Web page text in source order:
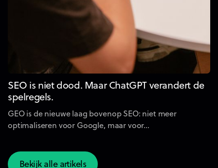
SEO is niet dood. Maar ChatGPT verandert de
spelregels.
GEO is de nieuwe laag bovenop SEO: niet meer
optimaliseren voor Google, maar voor...
Bekijk alle artikels